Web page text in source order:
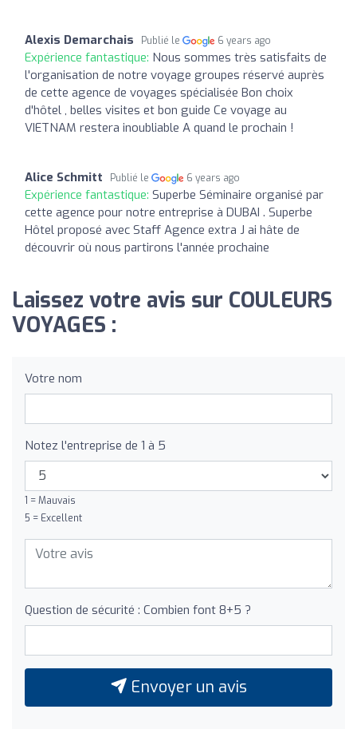
Alexis Demarchais Publié le 6 years ago
Expérience fantastique: Nous sommes très satisfaits de
l'organisation de notre voyage groupes réservé auprès
de cette agence de voyages spécialisée Bon choix
d'hôtel , belles visites et bon guide Ce voyage au
VIETNAM restera inoubliable A quand le prochain !
Alice Schmitt Publié le 6 years ago
Expérience fantastique: Superbe Séminaire organisé par
cette agence pour notre entreprise à DUBAI . Superbe
Hôtel proposé avec Staff Agence extra J ai hâte de
découvrir où nous partirons l'année prochaine
Laissez votre avis sur COULEURS
VOYAGES :
Votre nom
Notez l'entreprise de 1 à 5
1 = Mauvais
5 = Excellent
Question de sécurité : Combien font 8+5 ?
Envoyer un avis